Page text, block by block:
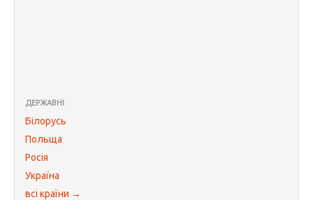
ДЕРЖАВНІ
Білорусь
Польща
Росія
Україна
всі країни →